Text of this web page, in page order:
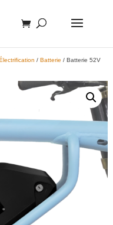
/ Batterie / Batterie 52V